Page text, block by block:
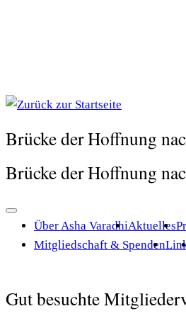
Brücke der Hoffnung
Brücke der Hoffnung
Über Asha VaradhiAktuelles
Mitgliedschaft & Spenden
Gut besuchte